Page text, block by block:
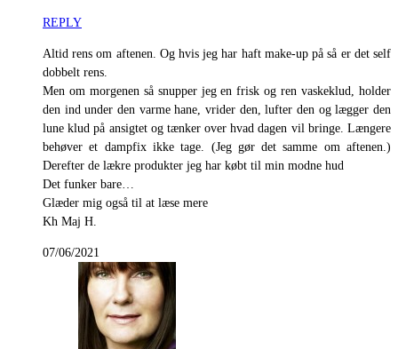
REPLY
Altid rens om aftenen. Og hvis jeg har haft make-up på så er det self
dobbelt rens.
Men om morgenen så snupper jeg en frisk og ren vaskeklud, holder
den ind under den varme hane, vrider den, lufter den og lægger den
lune klud på ansigtet og tænker over hvad dagen vil bringe. Længere
behøver et dampfix ikke tage. (Jeg gør det samme om aftenen.)
Derefter de lækre produkter jeg har købt til min modne hud
Det funker bare…
Glæder mig også til at læse mere
Kh Maj H.
07/06/2021